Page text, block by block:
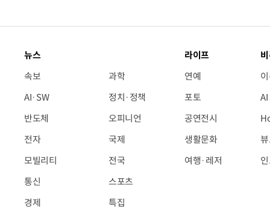
뉴스
속보
AI·SW
반도체
전자
모빌리티
통신
경제
과학
정치·정책
오피니언
국제
전국
스포츠
특집
라이프
연예
포토
공연전시
생활문화
여행·레저